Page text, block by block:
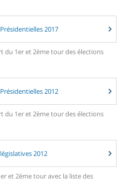
2017
du 1er et 2ème tour des élections
2012
du 1er et 2ème tour des élections
2012
et 2ème tour avec la liste des